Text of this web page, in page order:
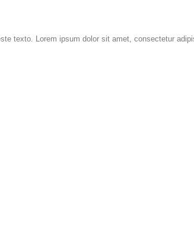
texto. Lorem ipsum dolor sit amet, consectetur